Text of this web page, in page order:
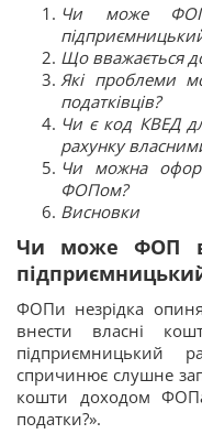
Чи може
Що вважається
Які проблеми
податківців?
Чи є код КВЕД
рахунку
Чи можна
ФОПом?
Висновки
Чи може ФОП
ФОПи незрідка
внести власні
підприємницький
спричинює слушне
кошти доходом
податки?».